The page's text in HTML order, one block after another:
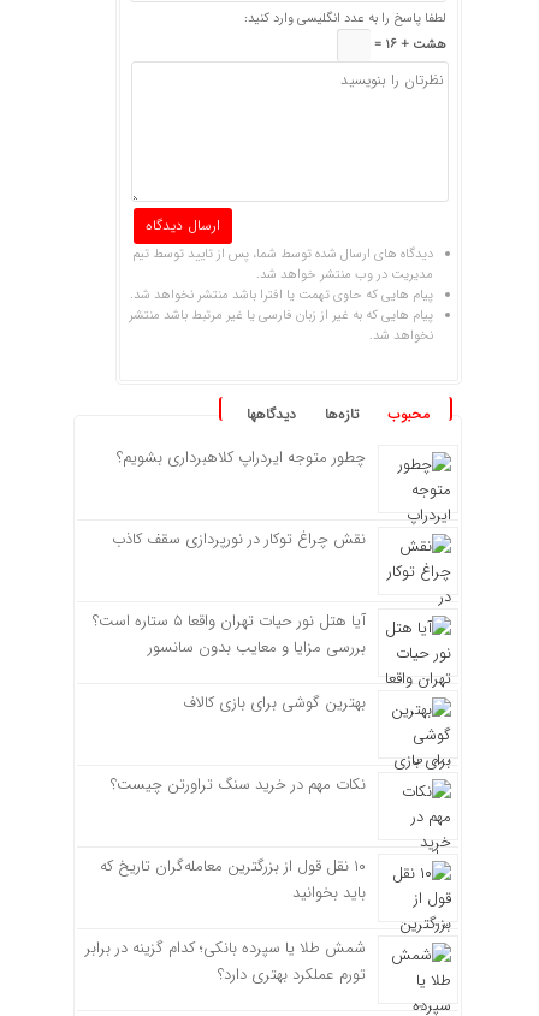
لطفا پاسخ را به عدد انگلیسی وارد کنید:
هشت + 16 =
دیدگاه های ارسال شده توسط شما، پس از تایید توسط تیم
مدیریت در وب منتشر خواهد شد.
پیام هایی که حاوی تهمت یا افترا باشد منتشر نخواهد شد.
پیام هایی که به غیر از زبان فارسی یا غیر مرتبط باشد منتشر
نخواهد شد.
محبوب تازه‌ها دیدگاهها
چطور متوجه ایردراپ کلاهبرداری بشویم؟
نقش چراغ توکار در نورپردازی سقف کاذب
آیا هتل نور حیات تهران واقعا ۵ ستاره است؟
بررسی مزایا و معایب بدون سانسور
بهترین گوشی برای بازی کالاف
نکات مهم در خرید سنگ تراورتن چیست؟
۱۰ نقل قول از بزرگترین معامله‌گران تاریخ که
باید بخوانید
شمش طلا یا سپرده بانکی؛ کدام گزینه در برابر
تورم عملکرد بهتری دارد؟